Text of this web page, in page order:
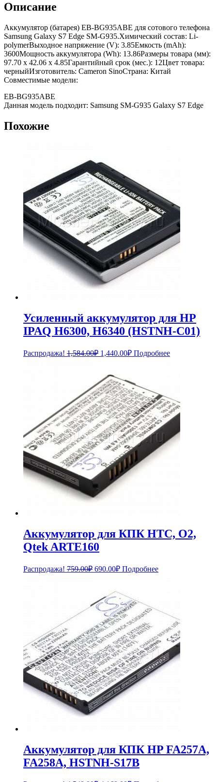
Описание
Аккумулятор (батарея) EB-BG935ABE для сотового телефона
Samsung Galaxy S7 Edge SM-G935.Химический состав: Li-
polymerВыходное напряжение (V): 3.85Емкость (mAh):
3600Мощность аккумулятора (Wh): 13.86Размеры товара (мм):
97.70 x 42.06 x 4.85Гарантийный срок (мес.): 12Цвет товара:
черныйИзготовитель: Cameron SinoСтрана: Китай
Совместимые модели:
EB-BG935ABE
Данная модель подходит: Samsung SM-G935 Galaxy S7 Edge
Похожие
Усиленный аккумулятор для HP
IPAQ H6300, H6340 (HSTNH-C01)
Распродажа! 1,584.00₽ Первоначальная
1,584.00₽.
1,440.00₽Текущая
цена:
Подробнее
Аккумулятор для КПК HTC, O2,
Qtek ARTE160
Распродажа! 759.00₽ Первоначальная
759.00₽.
690.00₽Текущая
цена:
Подробнее
Аккумулятор для КПК HP FA257A,
FA258A, HSTNH-S17B